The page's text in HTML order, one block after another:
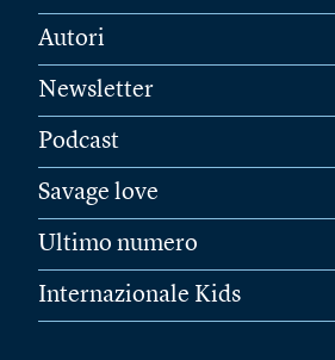
Autori
Newsletter
Podcast
Savage love
Ultimo numero
Internazionale Kids